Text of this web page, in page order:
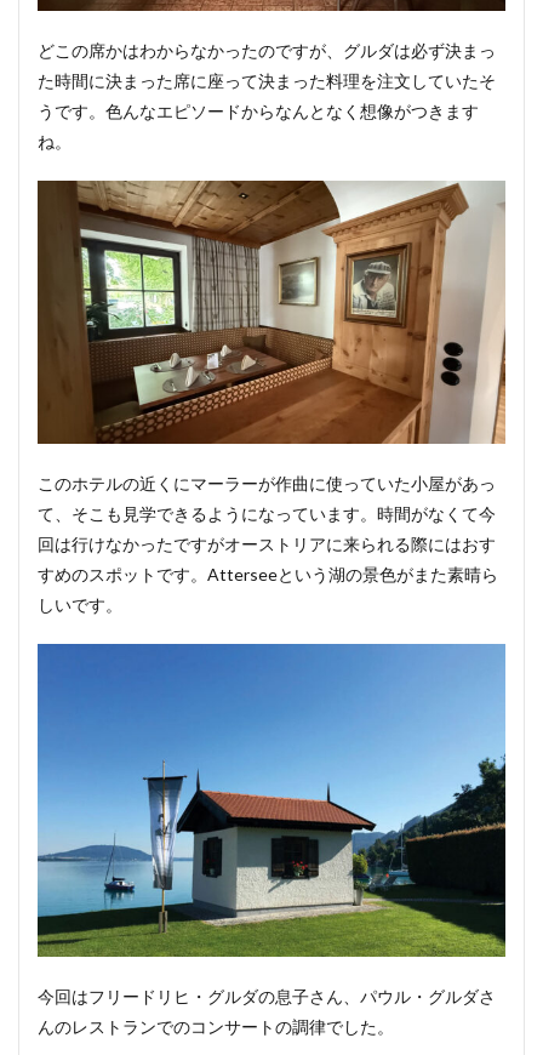
どこの席かはわからなかったのですが、グルダは必ず決まっ
た時間に決まった席に座って決まった料理を注文していたそ
うです。色んなエピソードからなんとなく想像がつきます
ね。
このホテルの近くにマーラーが作曲に使っていた小屋があっ
て、そこも見学できるようになっています。時間がなくて今
回は行けなかったですがオーストリアに来られる際にはおす
すめのスポットです。Atterseeという湖の景色がまた素晴ら
しいです。
今回はフリードリヒ・グルダの息子さん、パウル・グルダさ
んのレストランでのコンサートの調律でした。